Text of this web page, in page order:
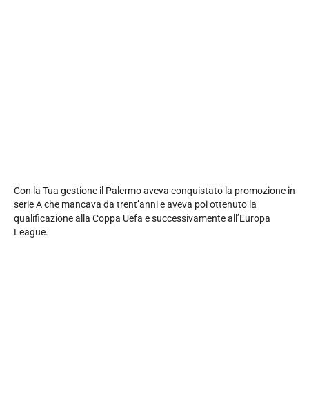
Con la Tua gestione il Palermo aveva conquistato la promozione in
serie A che mancava da trent’anni e aveva poi ottenuto la
qualificazione alla Coppa Uefa e successivamente all’Europa
League.